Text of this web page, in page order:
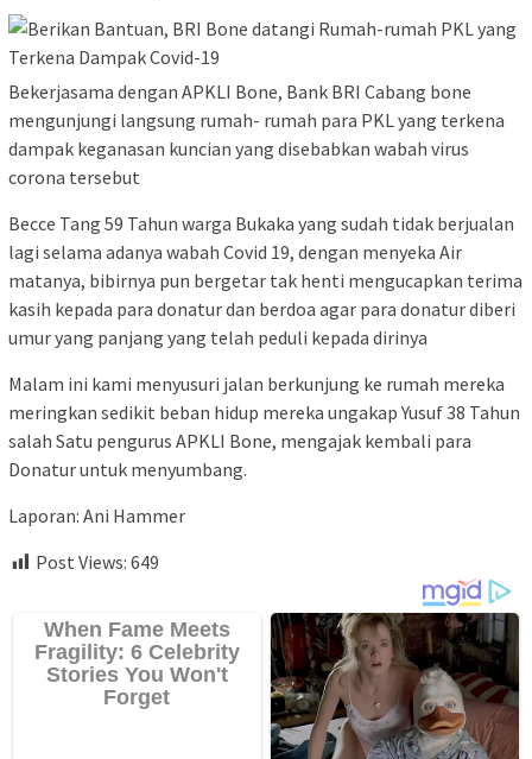
Bekerjasama dengan APKLI Bone, Bank BRI Cabang bone
mengunjungi langsung rumah- rumah para PKL yang terkena
dampak keganasan kuncian yang disebabkan wabah virus
corona tersebut
Becce Tang 59 Tahun warga Bukaka yang sudah tidak berjualan
lagi selama adanya wabah Covid 19, dengan menyeka Air
matanya, bibirnya pun bergetar tak henti mengucapkan terima
kasih kepada para donatur dan berdoa agar para donatur diberi
umur yang panjang yang telah peduli kepada dirinya
Malam ini kami menyusuri jalan berkunjung ke rumah mereka
meringkan sedikit beban hidup mereka ungakap Yusuf 38 Tahun
salah Satu pengurus APKLI Bone, mengajak kembali para
Donatur untuk menyumbang.
Laporan: Ani Hammer
Post Views: 649